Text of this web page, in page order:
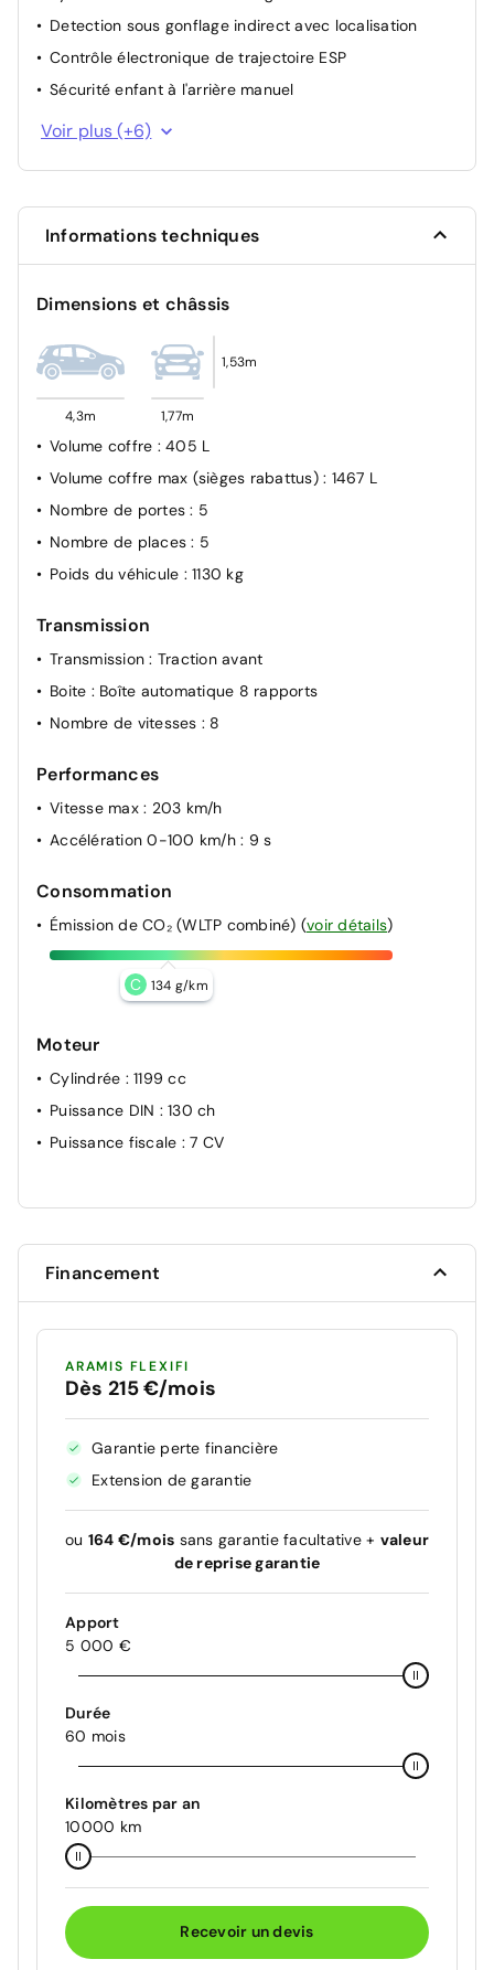
Detection sous gonflage indirect avec localisation
Contrôle électronique de trajectoire ESP
Sécurité enfant à l'arrière manuel
2 Fixations ISOFIX + Top tether intégrées aux sièges AR
pour ancrage de sièges enfant
Alerte active de franchissement involontaire de ligne
Airbags (Frontaux, latéraux AV, rideaux AV et AR)
Airbag passager avant déconnectable manuellement
Système d'appel d'urgence SOS
Voir plus (+6)
Informations techniques
Dimensions et châssis
4,3m 1,77m
1,53m
Volume coffre : 405 L
Volume coffre max (sièges rabattus) : 1467 L
Nombre de portes: 5
Nombre de places: 5
Poids du véhicule : 1130 kg
Transmission
Transmission: Traction avant
Boite : Boîte automatique 8 rapports
Nombre de vitesses : 8
Performances
Vitesse max : 203 km/h
Accélération 0-100 km/h : 9 s
Consommation
Émission de CO₂ (WLTP combiné) (voir détails)
C 134 g/km
Moteur
Cylindrée : 1199 cc
Puissance DIN : 130 ch
Puissance fiscale : 7 CV
Financement
ARAMIS FLEXIFI
Dès 215 €/mois
Garantie perte financière
Extension de garantie
ou 164 €/mois sans garantie facultative + valeur
de reprise garantie
Apport
5 000 €
Durée
60 mois
Kilomètres par an
10000 km
Recevoir un devis